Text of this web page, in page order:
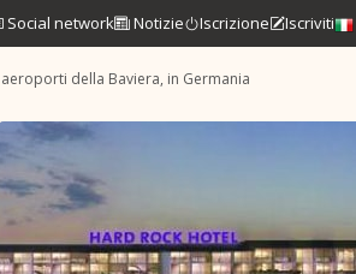
Social network Notizie Iscrizione Iscriviti
della Baviera, in Germania